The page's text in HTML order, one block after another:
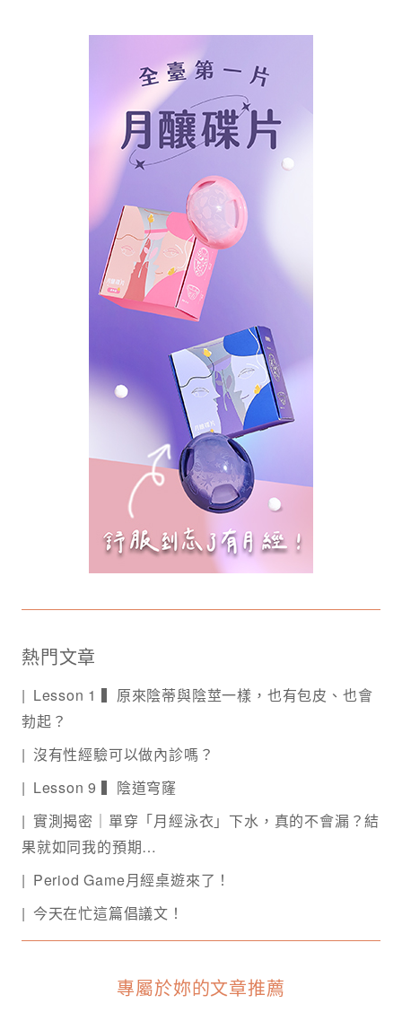
熱門文章
Lesson 1 ▍原來陰蒂與陰莖一樣，也有包皮、也會
勃起？
沒有性經驗可以做內診嗎？
Lesson 9 ▍陰道穹窿
實測揭密｜單穿「月經泳衣」下水，真的不會漏？結
果就如同我的預期…
Period Game月經桌遊來了！
今天在忙這篇倡議文！
專屬於妳的文章推薦